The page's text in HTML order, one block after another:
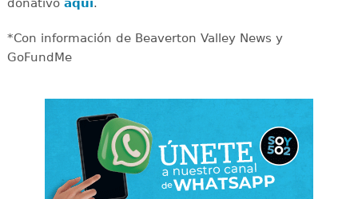
donativo aquí.
*Con información de Beaverton Valley News y
GoFundMe